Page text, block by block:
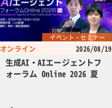
イベント・セミナー
オンライン 2026/08/19
生成AI・AIエージェントフ
ォーラム Online 2026 夏